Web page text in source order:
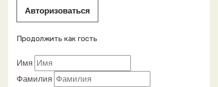
Авторизоваться
Продолжить как гость
Имя
Фамилия